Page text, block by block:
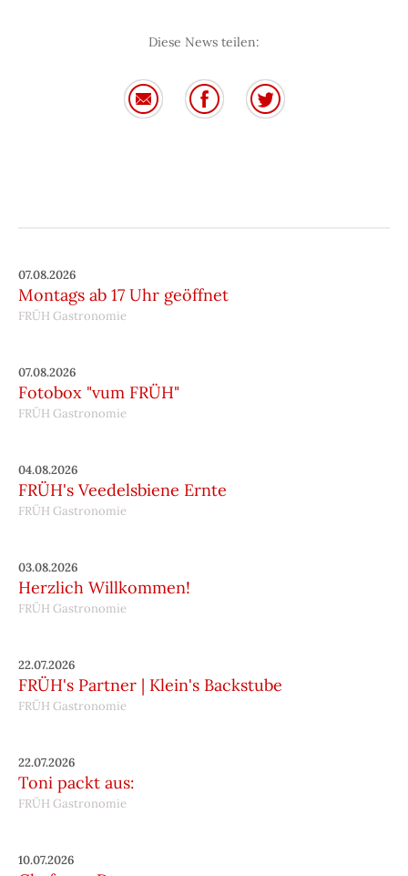
Diese News teilen:
07.08.2026
Montags ab 17 Uhr geöffnet
FRÜH Gastronomie
07.08.2026
Fotobox "vum FRÜH"
FRÜH Gastronomie
04.08.2026
FRÜH's Veedelsbiene Ernte
FRÜH Gastronomie
03.08.2026
Herzlich Willkommen!
FRÜH Gastronomie
22.07.2026
FRÜH's Partner | Klein's Backstube
FRÜH Gastronomie
22.07.2026
Toni packt aus:
FRÜH Gastronomie
10.07.2026